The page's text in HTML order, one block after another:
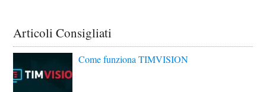
Articoli Consigliati
Come funziona TIMVISION